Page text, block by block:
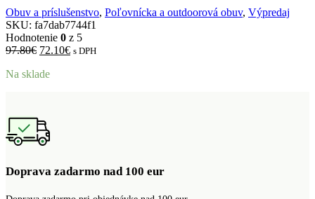
Obuv a príslušenstvo, Poľovnícka a outdoorová obuv, Výpredaj
SKU: fa7dab7744f1
Hodnotenie 0 z 5
97.80€ Pôvodná
bola:
72.10€Aktuálna
s DPH
Na sklade
Doprava zadarmo nad 100 eur